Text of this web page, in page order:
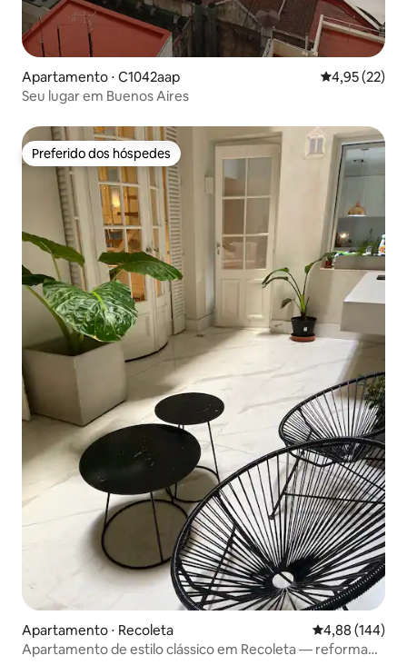
Apartamento ⋅ C1042aap 4,95 de uma
4,95 (22)
Seu lugar em Buenos Aires
Preferido dos hóspedes
Preferido dos hóspedes
Apartamento ⋅ Recoleta 4,88 de uma
4,88 (144)
Apartamento de estilo clássico em Recoleta — reformado